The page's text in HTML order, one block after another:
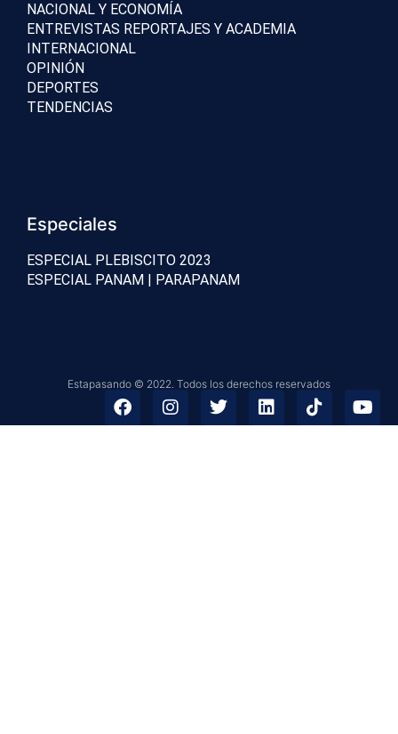
NACIONAL Y ECONOMÍA
ENTREVISTAS REPORTAJES Y ACADEMIA
INTERNACIONAL
OPINIÓN
DEPORTES
TENDENCIAS
Especiales
ESPECIAL PLEBISCITO 2023
ESPECIAL PANAM | PARAPANAM
Estapasando © 2022. Todos los derechos reservados